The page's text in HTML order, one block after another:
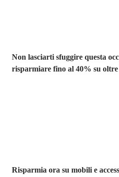
Non lasciarti sfuggire questa
risparmiare fino al 40% su
Risparmia ora su mobili e